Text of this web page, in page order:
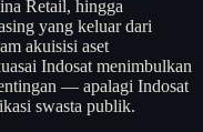
Retail, hingga
yang keluar dari
akuisisi aset
Indosat menimbulkan
— apalagi Indosat
swasta publik.